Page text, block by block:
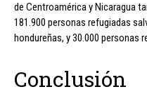
de Centroamérica y Nicaragua
181.900 personas refugiadas
hondureñas, y 30.000 personas
Conclusión